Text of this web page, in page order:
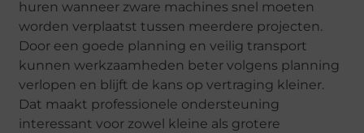
huren wanneer zware machines snel moeten
worden verplaatst tussen meerdere projecten.
Door een goede planning en veilig transport
kunnen werkzaamheden beter volgens planning
verlopen en blijft de kans op vertraging kleiner.
Dat maakt professionele ondersteuning
interessant voor zowel kleine als grotere